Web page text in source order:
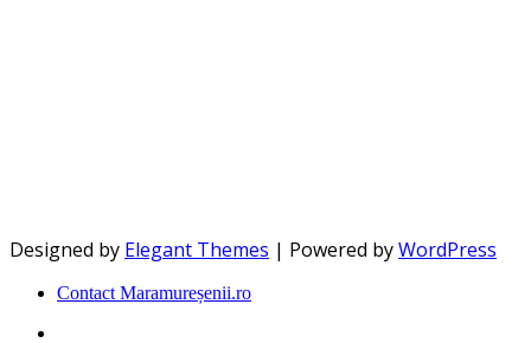
Designed by Elegant Themes | Powered byWordPress
Contact Maramureșenii.ro